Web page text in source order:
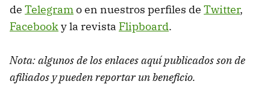
de Telegramo en nuestros perfiles de Twitter,
Facebooky la revista Flipboard.
Nota: algunos de los enlaces aquí publicados son de
afiliados y pueden reportar un beneficio.